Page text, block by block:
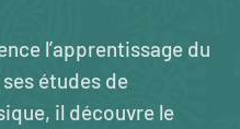
l’apprentissage du
études de
il découvre le